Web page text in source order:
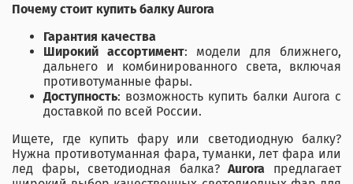
Почему стоит купить балку Aurora
Гарантия качества
Широкий ассортимент: модели для ближнего,
дальнего и комбинированного света, включая
противотуманные фары.
Доступность: возможность купить балки Aurora с
доставкой по всей России.
Ищете, где купить фару или светодиодную балку?
Нужна противотуманная фара, туманки, лет фара или
лед фары, светодиодная балка?Aurora предлагает